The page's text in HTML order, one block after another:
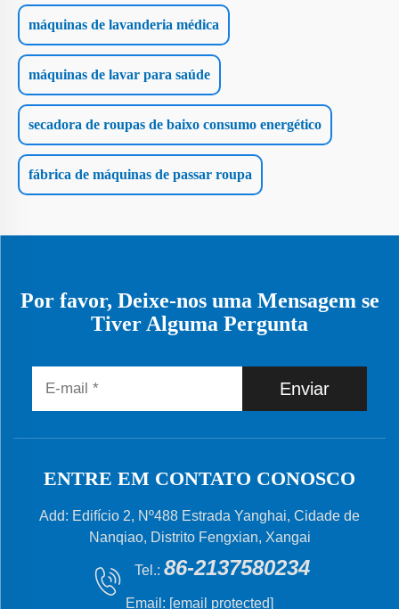
máquinas de lavanderia médica
máquinas de lavar para saúde
secadora de roupas de baixo consumo energético
fábrica de máquinas de passar roupa
Por favor, Deixe-nos uma Mensagem se
Tiver Alguma Pergunta
Enviar
ENTRE EM CONTATO CONOSCO
Add: Edifício 2, Nº488 Estrada Yanghai, Cidade de
Nanqiao, Distrito Fengxian, Xangai
Tel.: 86-2137580234
Email: [email protected]